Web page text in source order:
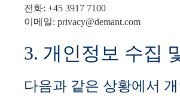
전화: +45 3917 7100
이메일: privacy@demant.com
3. 개인정보 수집
다음과 같은 상황에서